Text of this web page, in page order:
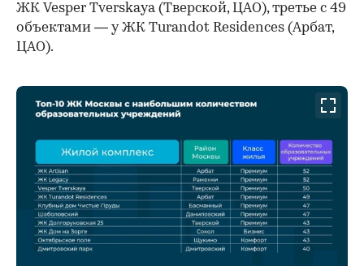
ЖК Vesper Tverskaya (Тверской, ЦАО), третье с 49
объектами — у ЖК Turandot Residences (Арбат,
ЦАО).